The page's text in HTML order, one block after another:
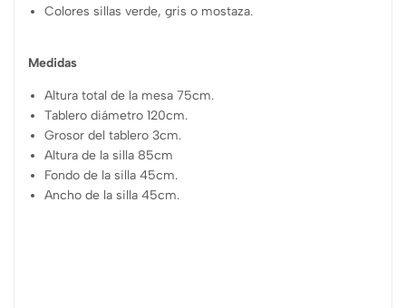
Colores sillas verde, gris o mostaza.
Medidas
Altura total de la mesa 75cm.
Tablero diámetro 120cm.
Grosor del tablero 3cm.
Altura de la silla 85cm
Fondo de la silla 45cm.
Ancho de la silla 45cm.